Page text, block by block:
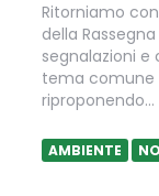
Ritorniamo
della
segnalazioni
tema comune
riproponendo…
AMBIENTE